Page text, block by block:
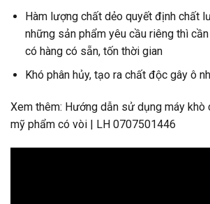
Hàm lượng chất dẻo quyết định chất
những sản phẩm yêu cầu riêng thì
có hàng có sẵn, tốn thời gian
Khó phân hủy, tạo ra chất độc gây ô
Xem thêm: Hướng dẫn sử dụng máy khò
mỹ phẩm có vòi | LH 0707501446